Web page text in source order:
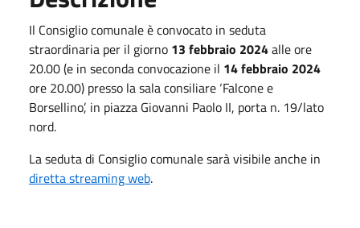
Il Consiglio comunale è convocato in seduta
straordinaria per il giorno 13 febbraio 2024alle ore
20.00 (e in seconda convocazione il 14 febbraio 2024
ore 20.00) presso la sala consiliare ‘Falcone e
Borsellino’, in piazza Giovanni Paolo II, porta n. 19/lato
nord.
La seduta di Consiglio comunale sarà visibile anche in
diretta streaming web.